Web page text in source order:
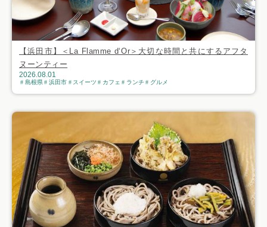
【浜田市】＜La Flamme d‘Or＞大切な時間と共にするアフタ
ヌーンティー
2026.08.01
島根県 浜田市 スイーツ カフェ ランチ グルメ